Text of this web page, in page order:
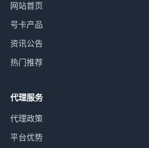
网站首页
号卡产品
资讯公告
热门推荐
代理服务
代理政策
平台优势